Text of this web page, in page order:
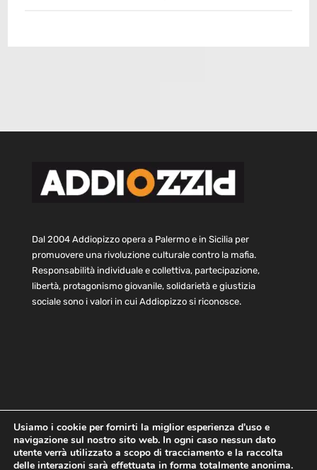
Dal 2004 Addiopizzo opera a Palermo e in Sicilia per
promuovere una rivoluzione culturale contro la mafia.
Responsabilità individuale e collettiva, partecipazione,
libertà, protagonismo giovanile, solidarietà e giustizia
sociale sono i valori in cui Addiopizzo si riconosce.
Home Statuto e bilancio
Contatti
Privacy
Cookie Child Protection Policy
Usiamo i cookie per fornirti la miglior esperienza d'uso e
navigazione sul nostro sito web. In ogni caso nessun dato
utente verrà utilizzato a scopo di tracciamento e la raccolta
delle interazioni sarà effettuata in forma totalmente anonima.